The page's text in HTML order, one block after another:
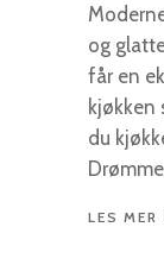
og
får en
kjøkken
du
LES MER